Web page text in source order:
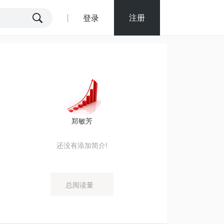
登录 注册
郑敏芳
还没有添加简介!
总阅读量